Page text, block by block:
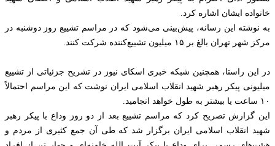
خانواده ایشان اشاره کرد.
به نوشته این رسانه، پیش‌بینی می‌شود که در مراسم تشییع روز دوشنبه در
مرکز شهر تهران بالغ بر ۱۵ میلیون تشییع‌کننده شرکت کنند.
در این راستا، همچنین شبکه خبری اسکای نیوز در تشریح جزئیاتی از تشییع
میلیونی پیکر رهبر شهید انقلاب اسلامی ایران نوشت که این مراسم احتمالاً
۱۰ ساعت یا بیشتر به طول خواهد انجامید.
این گزارش تصریح کرد که مراسم تشییع بعد از دو روز وداع با پیکر رهبر
شهید انقلاب اسلامی ایران برگزار شد که طی آن جمع کثیری از مردم و